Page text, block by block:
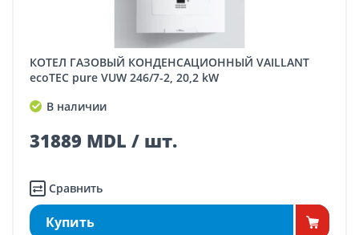
КОТЕЛ ГАЗОВЫЙ КОНДЕНСАЦИОННЫЙ VAILLANT
ecoTEC pure VUW 246/7-2, 20,2 kW
В наличии
31889 MDL / шт.
Сравнить
Купить